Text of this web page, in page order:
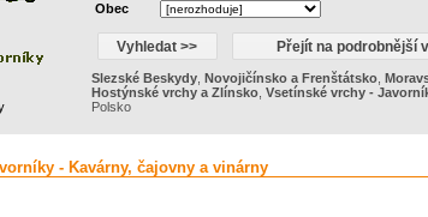
Obec
Slezské Beskydy, Novojičínsko a Frenštátsko,
Hostýnské vrchy a Zlínsko, Vsetínské vrchy -
Polsko
- Kavárny, čajovny a vinárny